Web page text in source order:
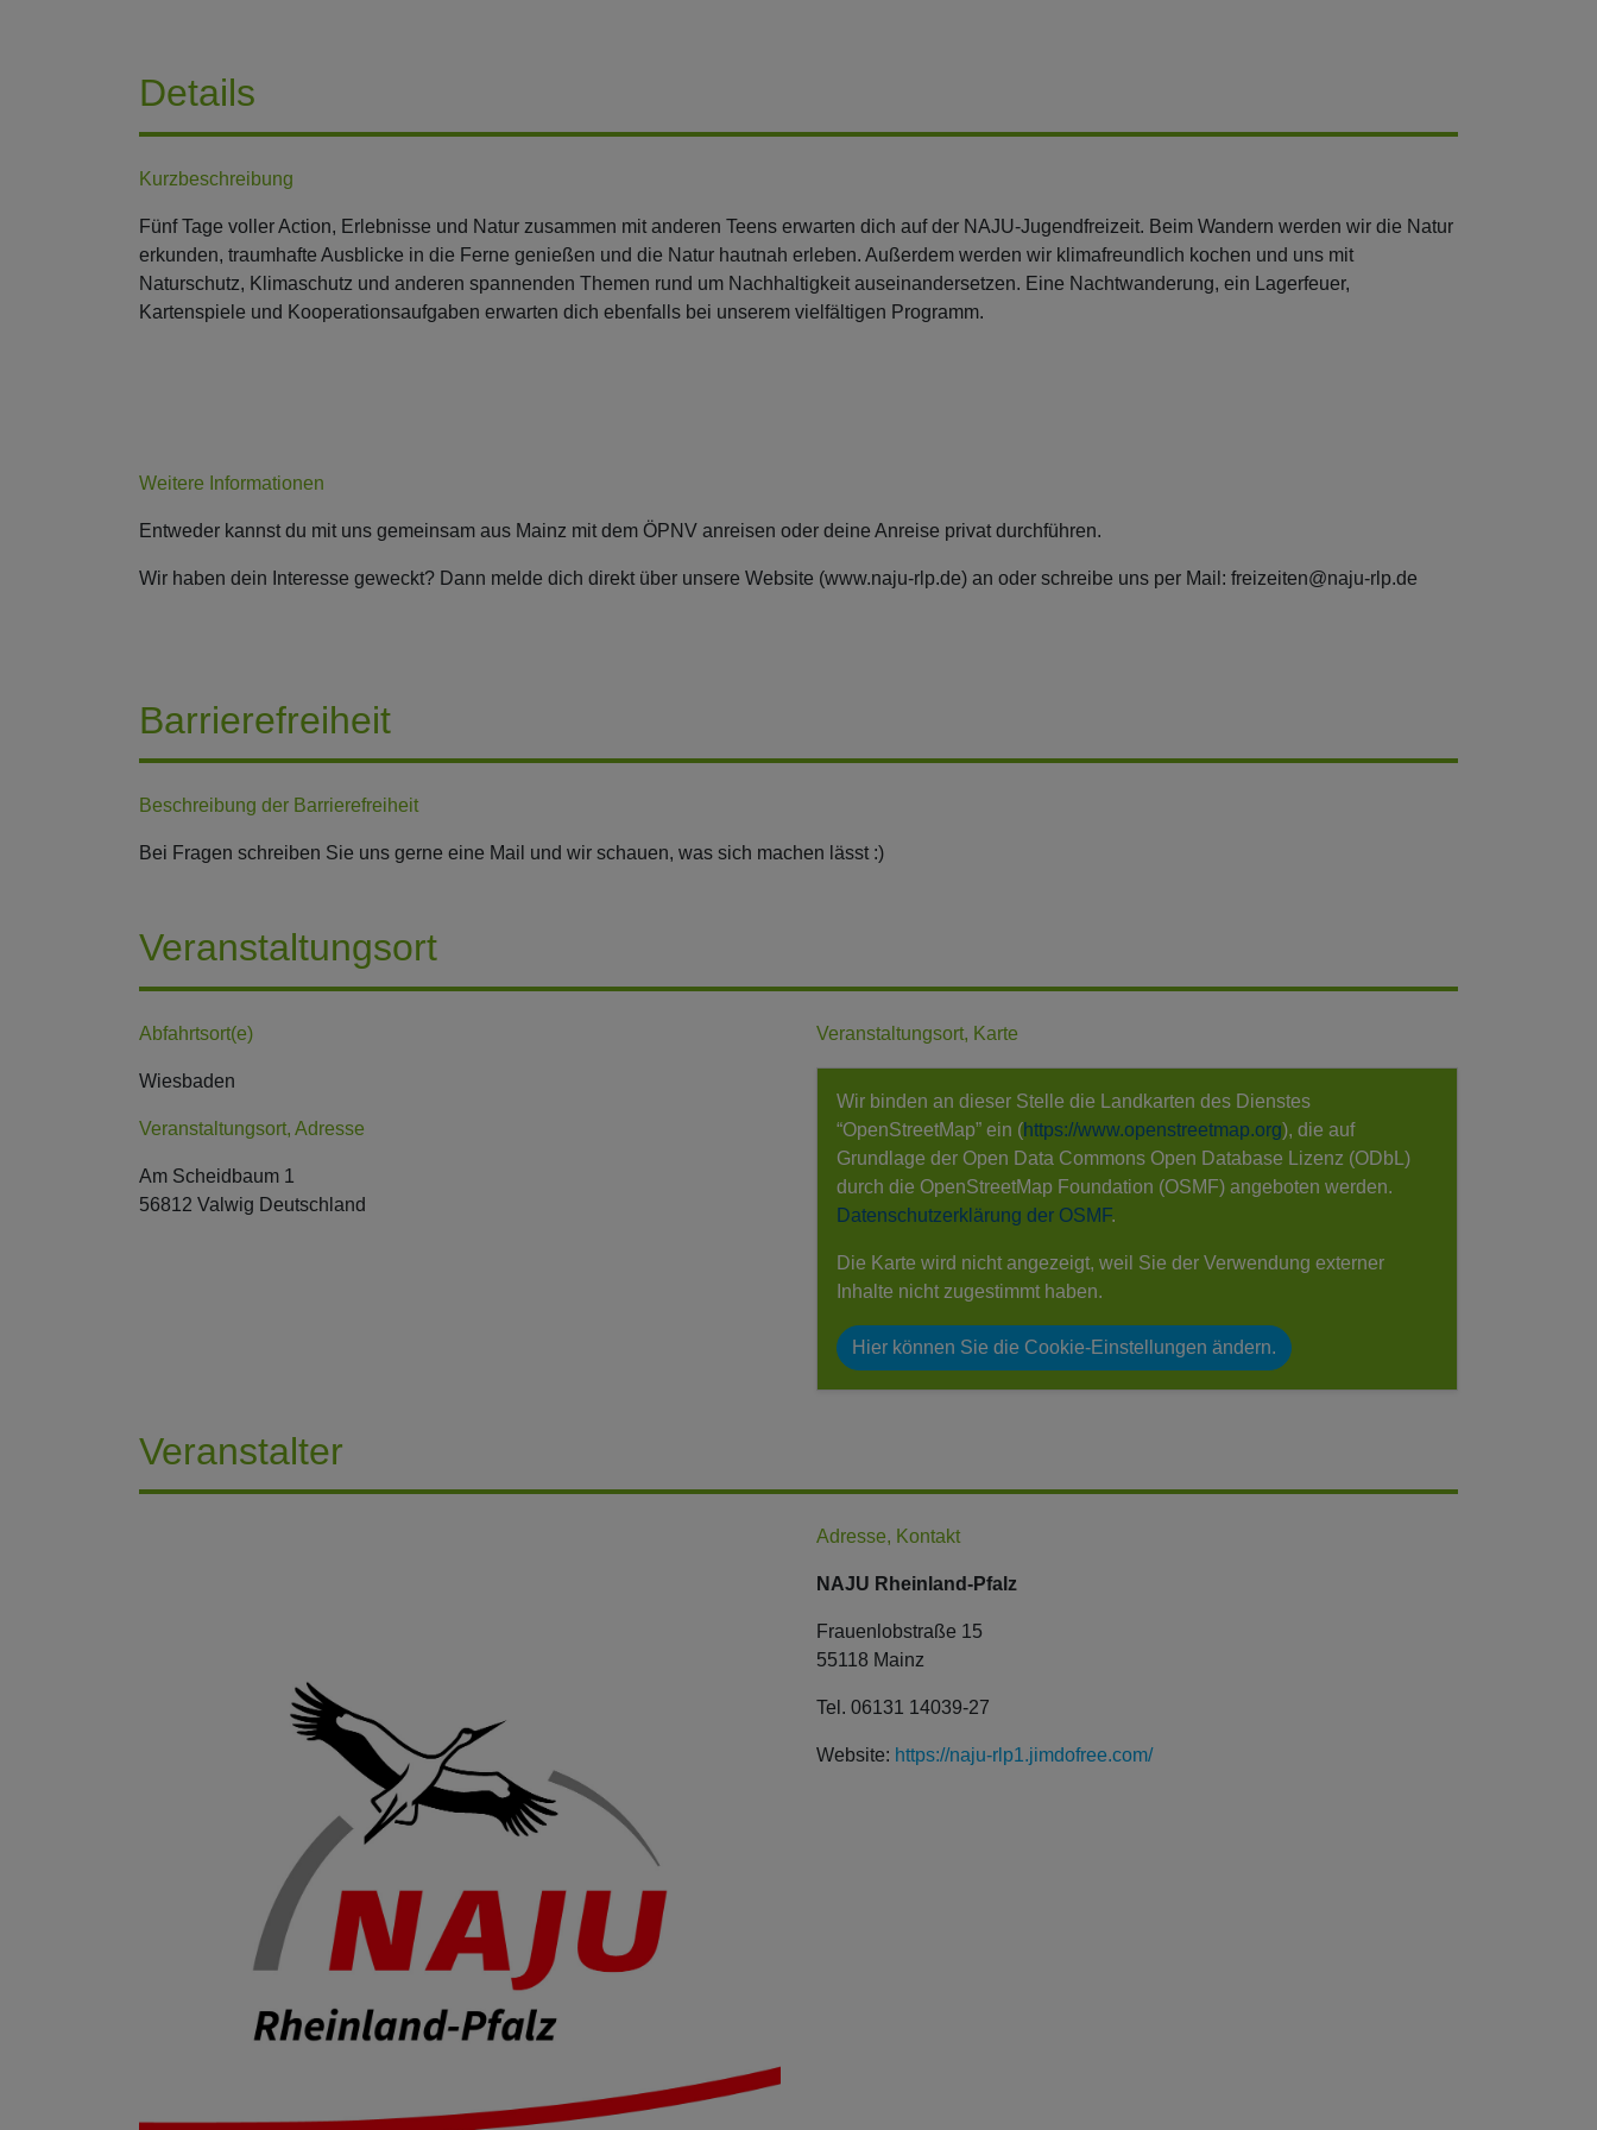
Details
Kurzbeschreibung
Fünf Tage voller Action, Erlebnisse und Natur zusammen mit anderen Teens erwarten dich auf der NAJU-Jugendfreizeit. Beim Wandern werden wir die Natur
erkunden, traumhafte Ausblicke in die Ferne genießen und die Natur hautnah erleben. Außerdem werden wir klimafreundlich kochen und uns mit
Naturschutz, Klimaschutz und anderen spannenden Themen rund um Nachhaltigkeit auseinandersetzen. Eine Nachtwanderung, ein Lagerfeuer,
Kartenspiele und Kooperationsaufgaben erwarten dich ebenfalls bei unserem vielfältigen Programm.
Weitere Informationen
Entweder kannst du mit uns gemeinsam aus Mainz mit dem ÖPNV anreisen oder deine Anreise privat durchführen.
Wir haben dein Interesse geweckt? Dann melde dich direkt über unsere Website (www.naju-rlp.de) an oder schreibe uns per Mail: freizeiten@naju-rlp.de
Barrierefreiheit
Beschreibung der Barrierefreiheit
Bei Fragen schreiben Sie uns gerne eine Mail und wir schauen, was sich machen lässt :)
Veranstaltungsort
Abfahrtsort(e)
Wiesbaden
Veranstaltungsort, Adresse
Am Scheidbaum 1
56812 Valwig Deutschland
Veranstaltungsort, Karte
Wir binden an dieser Stelle die Landkarten des Dienstes
“OpenStreetMap” ein (https://www.openstreetmap.org), die auf
Grundlage der Open Data Commons Open Database Lizenz (ODbL)
durch die OpenStreetMap Foundation (OSMF) angeboten werden.
Datenschutzerklärung der OSMF.
Die Karte wird nicht angezeigt, weil Sie der Verwendung externer
Inhalte nicht zugestimmt haben.
Hier können Sie die Cookie-Einstellungen ändern.
Veranstalter
Adresse, Kontakt
NAJU Rheinland-Pfalz
Frauenlobstraße 15
55118 Mainz
Tel. 06131 14039-27
Website: https://naju-rlp1.jimdofree.com/